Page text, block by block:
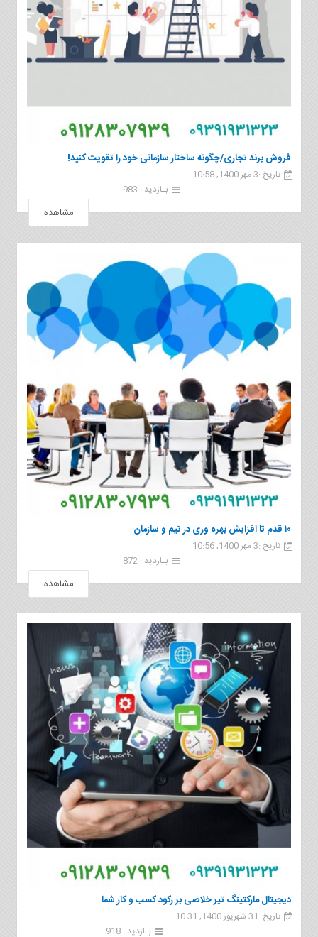
فروش برند تجاری/چگونه ساختار سازمانی خود را تقویت کنید!
تاریخ :3 مهر 1400, 10:58
بـازدید : 983
مشاهده
۱۰ قدم تا افزایش بهره وری در تیم و سازمان
تاریخ :3 مهر 1400, 10:56
بـازدید : 872
مشاهده
دیجیتال مارکتینگ تیر خلاصی بر رکود کسب و کار شما
تاریخ :31 شهریور 1400, 10:31
بـازدید : 918